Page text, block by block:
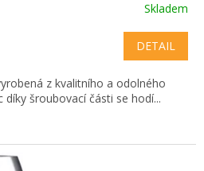
Skladem
DETAIL
z kvalitního a odolného
šroubovací části se hodí...